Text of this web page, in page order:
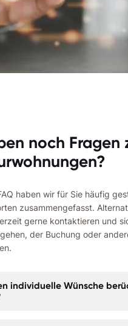
noch Fragen
haben wir für Sie häufig
zusammengefasst.
gerne kontaktieren und
der Buchung oder
individuelle Wünsche